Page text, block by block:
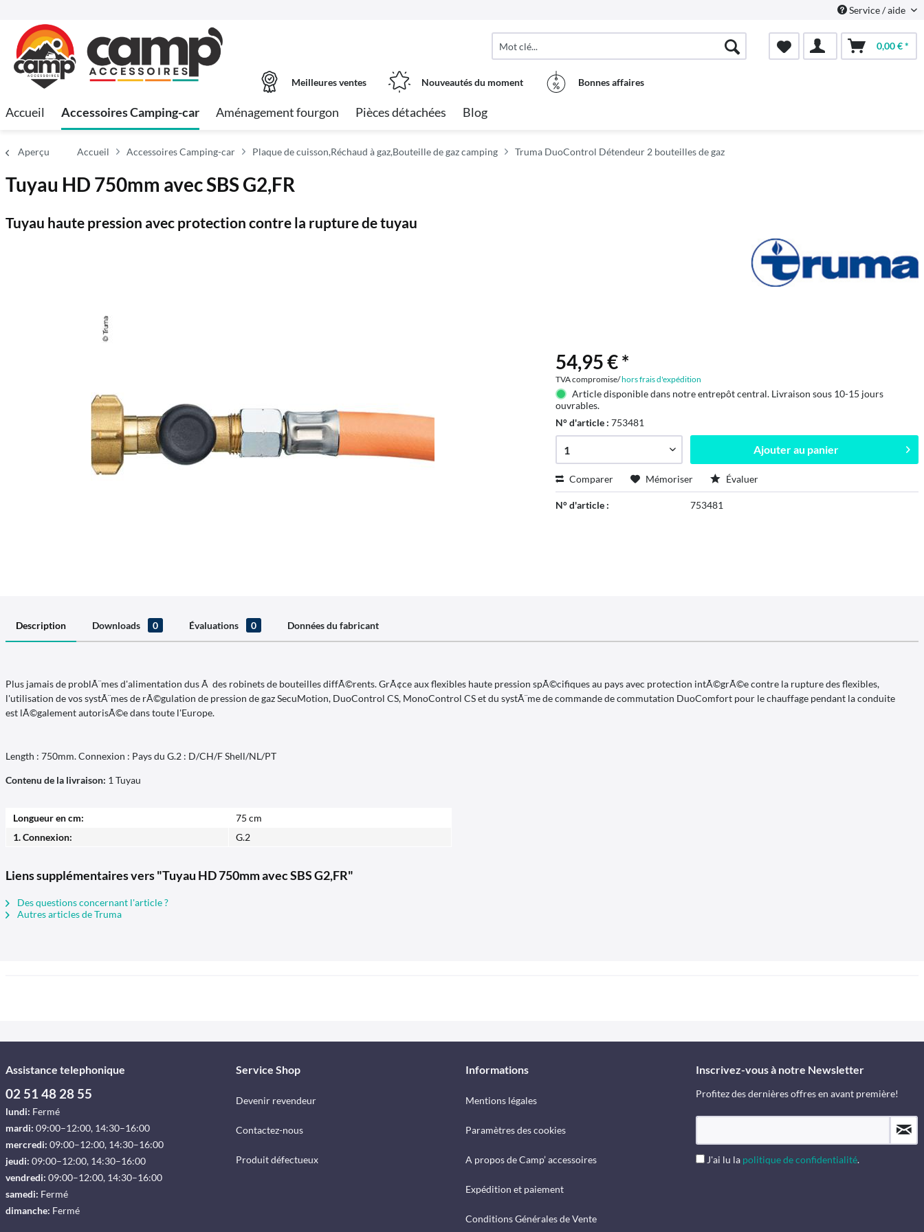
Service / aide
0,00 € *
Meilleures ventes Nouveautés du moment Bonnes affaires
Accueil Accessoires Camping-car Aménagement fourgon Pièces détachées Blog
Aperçu Accueil Accessoires Camping-car Plaque de cuisson,Réchaud à gaz,Bouteille de gaz camping Truma DuoControl Détendeur 2 bouteilles de gaz
Tuyau HD 750mm avec SBS G2,FR
Tuyau haute pression avec protection contre la rupture de tuyau
54,95 € *
TVA compromise/hors frais d'expédition
Article disponible dans notre entrepôt central. Livraison sous 10-15 jours
ouvrables.
N° d'article :753481
Ajouter au panier
Comparer Mémoriser Évaluer
N° d'article : 753481
Description Downloads 0 Évaluations 0 Données du fabricant
Plus jamais de problÃ¨mes d'alimentation dus Ã des robinets de bouteilles diffÃ©rents. GrÃ¢ce aux flexibles haute pression spÃ©cifiques au pays avec protection intÃ©grÃ©e contre la rupture des flexibles,
l'utilisation de vos systÃ¨mes de rÃ©gulation de pression de gaz SecuMotion, DuoControl CS, MonoControl CS et du systÃ¨me de commande de commutation DuoComfort pour le chauffage pendant la conduite
est lÃ©galement autorisÃ©e dans toute l'Europe.
Length : 750mm. Connexion : Pays du G.2 : D/CH/F Shell/NL/PT
Contenu de la livraison: 1 Tuyau
Longueur en cm:
75 cm
1. Connexion:
G.2
Liens supplémentaires vers "Tuyau HD 750mm avec SBS G2,FR"
Des questions concernant l'article ?
Autres articles de Truma
Assistance telephonique
02 51 48 28 55
lundi: Fermé
mardi: 09:00–12:00, 14:30–16:00
mercredi: 09:00–12:00, 14:30–16:00
jeudi: 09:00–12:00, 14:30–16:00
vendredi: 09:00–12:00, 14:30–16:00
samedi: Fermé
dimanche: Fermé
Service Shop
Devenir revendeur
Contactez-nous
Produit défectueux
Informations
Mentions légales
Paramètres des cookies
A propos de Camp’ accessoires
Expédition et paiement
Conditions Générales de Vente
Inscrivez-vous à notre Newsletter
Profitez des dernières offres en avant première!
J'ai lu la politique de confidentialité.